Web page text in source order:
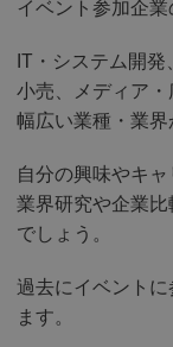
イベント参加企業
IT・システム開
小売、メディア・
幅広い業種・業界
自分の興味やキ
業界研究や企業
でしょう。
過去にイベント
ます。